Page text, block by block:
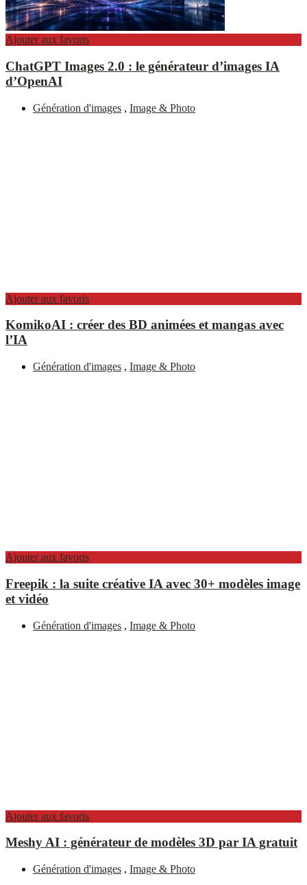
Ajouter aux favoris
ChatGPT Images 2.0 : le générateur d’images IA
d’OpenAI
Génération d'images , Image & Photo
Ajouter aux favoris
KomikoAI : créer des BD animées et mangas avec
l’IA
Génération d'images , Image & Photo
Ajouter aux favoris
Freepik : la suite créative IA avec 30+ modèles image
et vidéo
Génération d'images , Image & Photo
Ajouter aux favoris
Meshy AI : générateur de modèles 3D par IA gratuit
Génération d'images , Image & Photo